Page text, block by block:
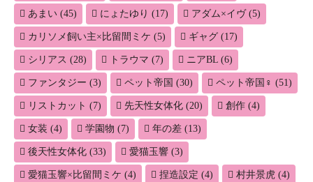
ンあまい (45) にょたゆり (17) アダム×イヴ(5)
カリソメ飼い主×比留間ミケ (5) ギャグ (17)
シリアス (28) トラウマ (7) ニアBL (6)
ファンタジー (3) ペット帝国 (30) ペット帝国♀ (51)
リストカット (7) 先天性女体化 (20) 創作 (4)
女装 (4) 学園物 (7) 年の差 (13)
後天性女体化 (33) 愛猫玉響 (3)
愛猫玉響×比留間ミケ (4) 捏造設定 (4) 村井景虎 (4)